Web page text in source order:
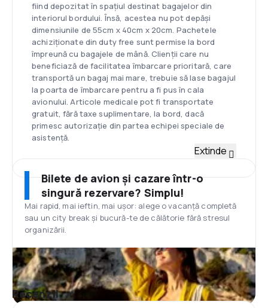
fiind depozitat în spațiul destinat bagajelor din
interiorul bordului. Însă, acestea nu pot depăși
dimensiunile de 55cm x 40cm x 20cm. Pachetele
achiziționate din duty free sunt permise la bord
împreună cu bagajele de mână. Clienții care nu
beneficiază de facilitatea îmbarcare prioritară, care
transportă un bagaj mai mare, trebuie să lase bagajul
la poarta de îmbarcare pentru a fi pus în cala
avionului. Articole medicale pot fi transportate
gratuit, fără taxe suplimentare, la bord, dacă
primesc autorizație din partea echipei speciale de
asistență.
multe bagaje, pot să adauge un bagaj mai mare de 10
kg ce trebuie lăsat la ghișeul de check-in. Fiecare
pasager poate achiziționa să transporte până la 3
bagaje de cală de 20 de kg. Este recomandat ca
pasagerii să se asigure că un bagaj nu depășește
limita de 20 de kg, în vederea evitării plății unei taxe
pentru kilogramele în exces. Aceeași greutate de 20
de kg este aplicabilă și în cazul echipamentelor
sportive și al instrumentelor muzicale. Pentru
fiecare kg în plus se va achita o taxă de 11£/€ . Orice
echipament sportiv sau instrument muzical care nu
Extinde
Bilete de avion și cazare într-o
singură rezervare? Simplu!
Mai rapid, mai ieftin, mai ușor: alege o vacanță completă
sau un city break și bucură-te de călătorie fără stresul
organizării.
Recenzii